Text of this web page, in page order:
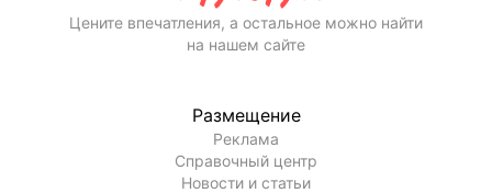
Цените впечатления, а остальное можно найти
на нашем сайте
Размещение
Реклама
Справочный центр
Новости и статьи